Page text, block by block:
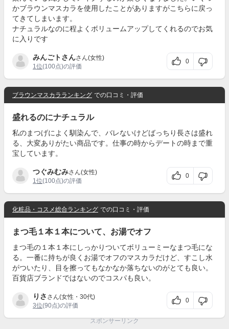
かブラウンマスカラを使用したことがありますがこちらに戻っ
てきてしまいます。
ナチュラルなのに程よくボリュームアップしてくれるのでお気
に入りです
みんごトさんさん(女性)
1位(100点)の評価
0
ブラウンマスカラランキング での口コミ・評価
盛れるのにナチュラル
私のまつげによく馴染んで、バレないけどばっちり長さは盛れ
る、大変ありがたい商品です。仕事の時からデートの時まで重
宝しています。
つぐみむみさん(女性)
1位(100点)の評価
0
化粧品・コスメ総合ランキング での口コミ・評価
まつ毛１本１本について、お湯でオフ
まつ毛の１本１本にしっかりついてボリューミーなまつ毛にな
る。一番に持ちが良くお湯でオフのマスカラだけど、すこし水
がついたり、目を擦ってもなかなか落ちないのがとても良い。
百貨店ブランドではないのでコスパも良い。
りさ さん(女性・30代)
3位(90点)の評価
0
スポンサーリンク